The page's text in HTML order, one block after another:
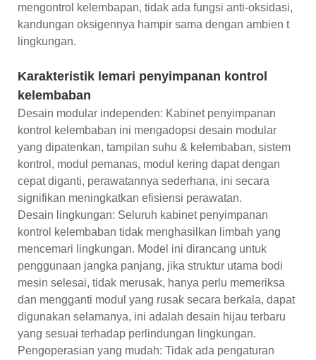
mengontrol kelembapan, tidak ada fungsi anti-oksidasi,
kandungan oksigennya hampir sama dengan ambien t
lingkungan.
Karakteristik lemari penyimpanan kontrol
kelembaban
Desain modular independen: Kabinet penyimpanan
kontrol kelembaban ini mengadopsi desain modular
yang dipatenkan, tampilan suhu & kelembaban, sistem
kontrol, modul pemanas, modul kering dapat dengan
cepat diganti, perawatannya sederhana, ini secara
signifikan meningkatkan efisiensi perawatan.
Desain lingkungan: Seluruh kabinet penyimpanan
kontrol kelembaban tidak menghasilkan limbah yang
mencemari lingkungan. Model ini dirancang untuk
penggunaan jangka panjang, jika struktur utama bodi
mesin selesai, tidak merusak, hanya perlu memeriksa
dan mengganti modul yang rusak secara berkala, dapat
digunakan selamanya, ini adalah desain hijau terbaru
yang sesuai terhadap perlindungan lingkungan.
Pengoperasian yang mudah: Tidak ada pengaturan